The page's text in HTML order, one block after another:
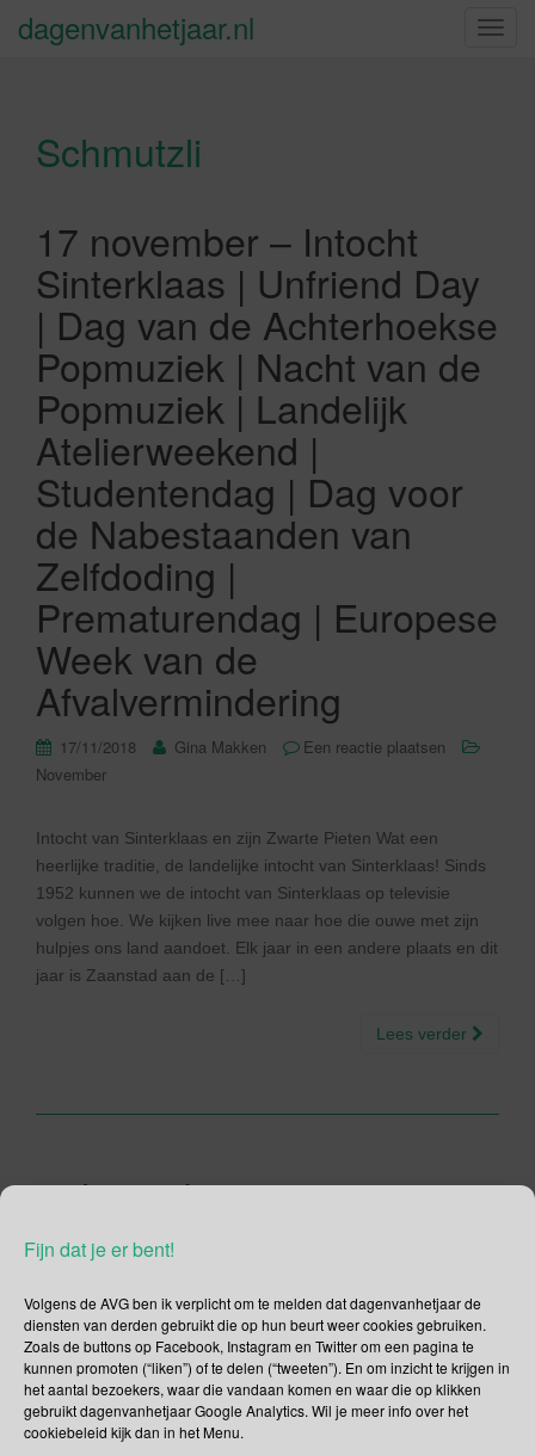
Fijn dat je er bent!
Volgens de AVG ben ik verplicht om te melden dat dagenvanhetjaar de
diensten van derden gebruikt die op hun beurt weer cookies gebruiken.
Zoals de buttons op Facebook, Instagram en Twitter om een pagina te
kunnen promoten (“liken”) of te delen (“tweeten”). En om inzicht te krijgen in
het aantal bezoekers, waar die vandaan komen en waar die op klikken
gebruikt dagenvanhetjaar Google Analytics. Wil je meer info over het
cookiebeleid kijk dan in het Menu.
S
g
dagenvanhetjaar.nl
Schmutzli
17 november – Intocht
Sinterklaas | Unfriend Day
| Dag van de Achterhoekse
Popmuziek | Nacht van de
Popmuziek | Landelijk
Atelierweekend |
Studentendag | Dag voor
de Nabestaanden van
Zelfdoding |
Prematurendag | Europese
Week van de
Afvalvermindering
17/11/2018 Gina Makken
Een reactie plaatsen
November
Intocht van Sinterklaas en zijn Zwarte Pieten Wat een
heerlijke traditie, de landelijke intocht van Sinterklaas! Sinds
1952 kunnen we de intocht van Sinterklaas op televisie
volgen hoe. We kijken live mee naar hoe die ouwe met zijn
hulpjes ons land aandoet. Elk jaar in een andere plaats en dit
jaar is Zaanstad aan de […]
Lees verder
5 december –
Pakjesavond of
Klausjagen?
05/12/2015 Gina Makken
Een reactie plaatsen
December
Internationale Vrijwilligersdag voor Economische en Sociale
Ontwikkeling Op 17 december 1985 heeft de Verenigde